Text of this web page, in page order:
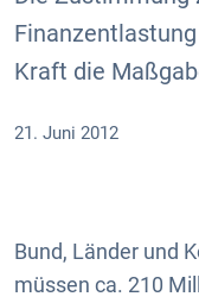
Kraft die
21. Juni 2012
Bund, Länder und
müssen ca. 210